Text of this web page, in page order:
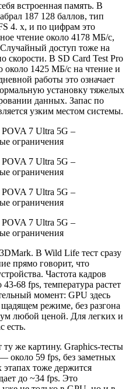
встроенная память. В
187 128 баллов, тип
4. x, и по цифрам это
чтение около 4178 МБ/с,
доступ тоже на
скорости. В SD Card Test Pro
около 1425 МБ/с на чтение и
работы это означает
установку тяжелых
данных. Запас по
узким местом системы.
В Wild Life тест сразу
прямо говорит, что
Частота кадров
68 fps, температура растет
момент: GPU здесь
щадящем режиме, без разгона
любой ценой. Для легких и
есть.
же картину. Graphics-тесты
около 59 fps, без заметных
тоже держится
до ~34 fps. Это